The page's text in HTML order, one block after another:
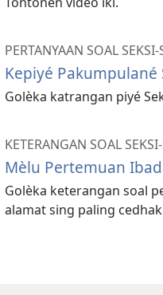
PERTANYAAN SOAL
Kepiyé Pakumpulané
Golèka katrangan piyé
KETERANGAN SOAL
Mèlu Pertemuan
Golèka keterangan soal
alamat sing paling